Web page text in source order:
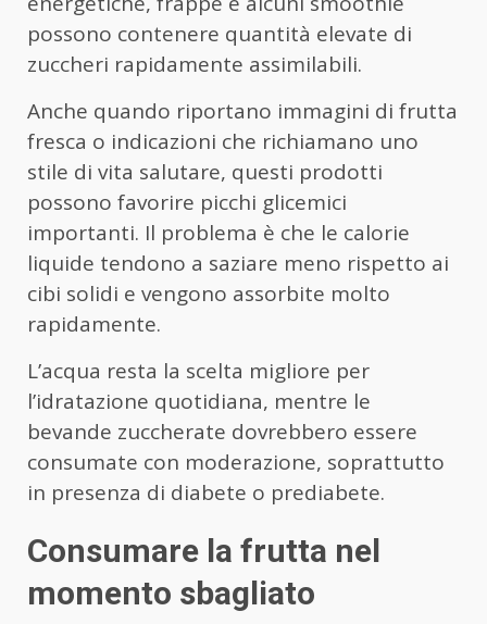
possono contenere quantità elevate di
zuccheri rapidamente assimilabili.
Anche quando riportano immagini di frutta
fresca o indicazioni che richiamano uno
stile di vita salutare, questi prodotti
possono favorire picchi glicemici
importanti. Il problema è che le calorie
liquide tendono a saziare meno rispetto ai
cibi solidi e vengono assorbite molto
rapidamente.
L’acqua resta la scelta migliore per
l’idratazione quotidiana, mentre le
bevande zuccherate dovrebbero essere
consumate con moderazione, soprattutto
in presenza di diabete o prediabete.
Consumare la frutta nel
momento sbagliato